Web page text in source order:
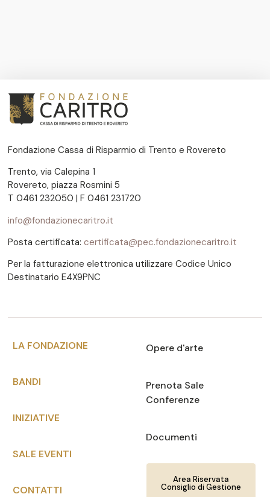
Fondazione Cassa di Risparmio di Trento e Rovereto
Trento, via Calepina 1
Rovereto, piazza Rosmini 5
T 0461 232050 | F 0461 231720
info@fondazionecaritro.it
Posta certificata: certificata@pec.fondazionecaritro.it
Per la fatturazione elettronica utilizzare Codice Unico
Destinatario E4X9PNC
LA FONDAZIONE
BANDI
INIZIATIVE
SALE EVENTI
CONTATTI
Opere d'arte
Prenota Sale
Conferenze
Documenti
Area Riservata
Consiglio di Gestione